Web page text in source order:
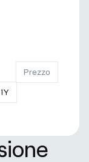
1Y
Prezzo